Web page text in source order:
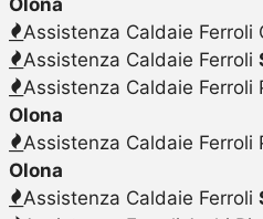
Assistenza Caldaie Ferroli
Assistenza Caldaie Ferroli
Assistenza Caldaie Ferroli
Olona
Assistenza Caldaie Ferroli
Olona
Assistenza Caldaie Ferroli